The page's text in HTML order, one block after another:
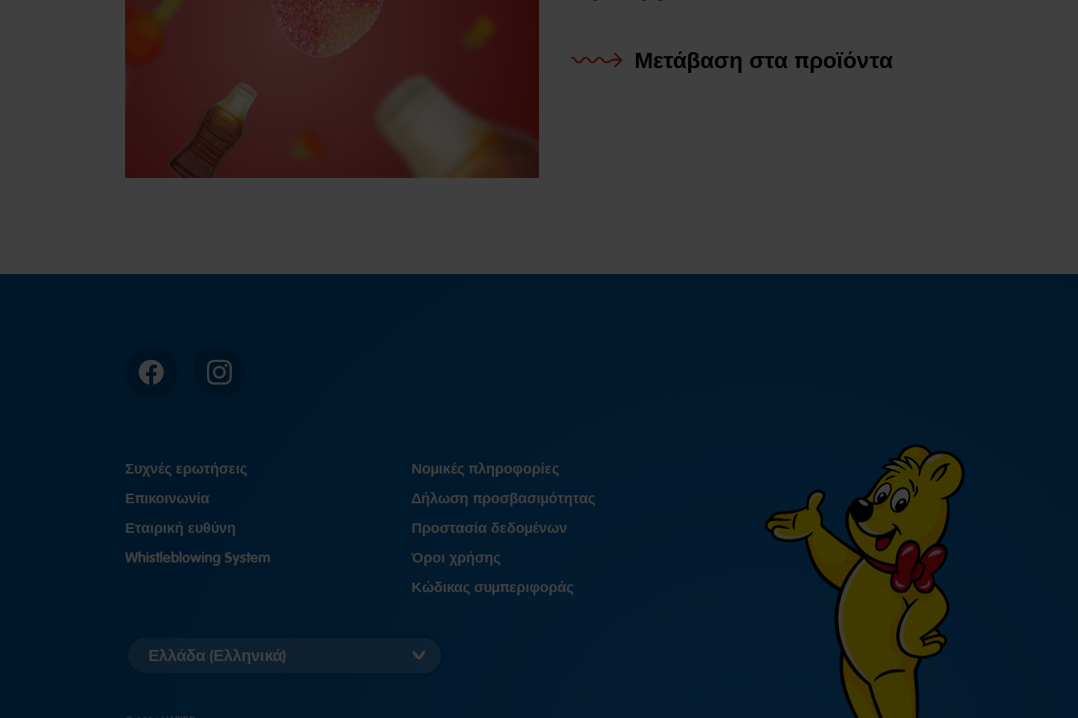
Μετάβαση στα προϊόντα
Facebook Instagram
Συχνές ερωτήσεις
Επικοινωνία
Εταιρική ευθύνη
Whistleblowing System
Νομικές πληροφορίες
Δήλωση προσβασιμότητας
Προστασία δεδομένων
Όροι χρήσης
Κώδικας συμπεριφοράς
έκδοσης